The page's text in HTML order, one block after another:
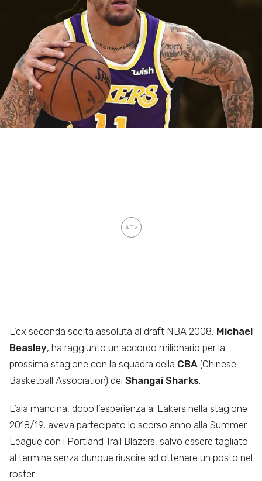
L’ex seconda scelta assoluta al draft NBA 2008, Michael
Beasley, ha raggiunto un accordo milionario per la
prossima stagione con la squadra della CBA (Chinese
Basketball Association) dei Shangai Sharks
L’ala mancina, dopo l’esperienza ai Lakers nella stagione
2018/19, aveva partecipato lo scorso anno alla Summer
League con i Portland Trail Blazers, salvo essere tagliato
al termine senza dunque riuscire ad ottenere un posto nel
roster.